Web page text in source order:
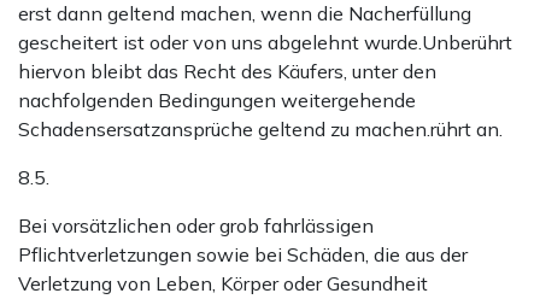
erst dann geltend machen, wenn die Nacherfüllung
gescheitert ist oder von uns abgelehnt wurde.Unberührt
hiervon bleibt das Recht des Käufers, unter den
nachfolgenden Bedingungen weitergehende
Schadensersatzansprüche geltend zu machen.rührt an.
8.5.
Bei vorsätzlichen oder grob fahrlässigen
Pflichtverletzungen sowie bei Schäden, die aus der
Verletzung von Leben, Körper oder Gesundheit